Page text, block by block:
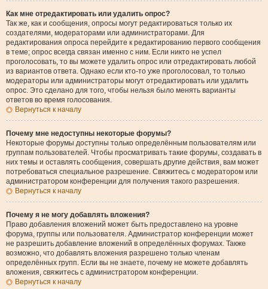
Как мне отредактировать или удалить опрос?
Так же, как и сообщения, опросы могут редактироваться только их
создателями, модераторами или администраторами. Для
редактирования опроса перейдите к редактированию первого сообщения
в теме; опрос всегда связан именно с ним. Если никто не успел
проголосовать, то вы можете удалить опрос или отредактировать любой
из вариантов ответа. Однако если кто-то уже проголосовал, то только
модераторы или администраторы могут отредактировать или удалить
опрос. Это сделано для того, чтобы нельзя было менять варианты
ответов во время голосования.
Вернуться к началу
Почему мне недоступны некоторые форумы?
Некоторые форумы доступны только определённым пользователям или
группам пользователей. Чтобы просматривать такие форумы, создавать в
них темы и оставлять сообщения, совершать другие действия, вам может
потребоваться специальное разрешение. Свяжитесь с модератором или
администратором конференции для получения такого разрешения.
Вернуться к началу
Почему я не могу добавлять вложения?
Право добавления вложений может быть предоставлено на уровне
форума, группы или пользователя. Администратор конференции может
не разрешить добавление вложений в определённых форумах. Также
возможно, что добавлять вложения разрешено только членам
определённых групп. Если вы не знаете, почему не можете добавлять
вложения, свяжитесь с администратором конференции.
Вернуться к началу